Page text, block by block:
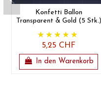
Konfetti Ballon
Transparent & Gold (5 Stk.)
5,25 CHF
In den Warenkorb